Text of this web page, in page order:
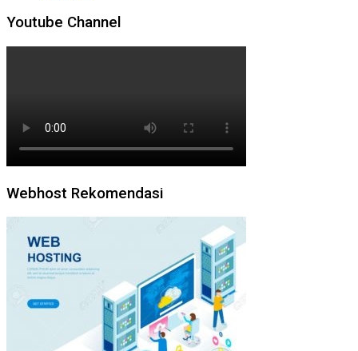
Youtube Channel
Webhost Rekomendasi